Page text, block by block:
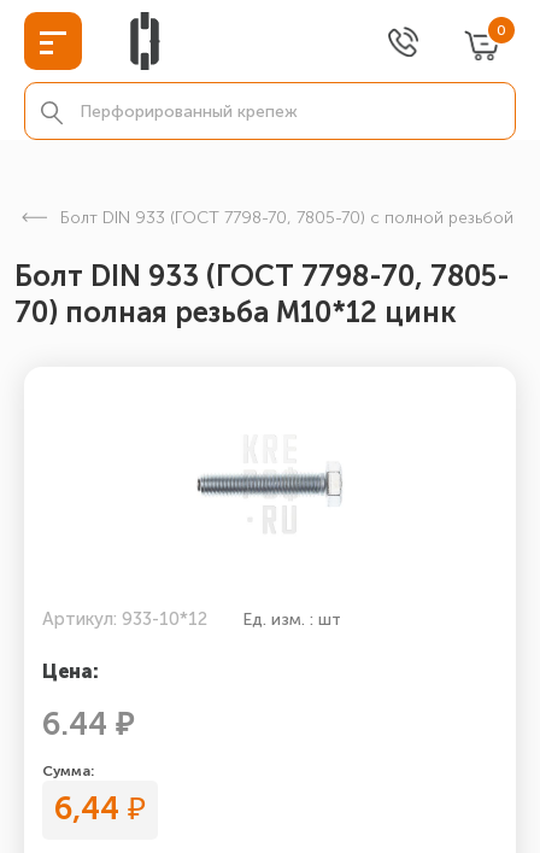
0
Болт DIN 933 (ГОСТ 7798-70, 7805-70) с полной резьбой
Болт DIN 933 (ГОСТ 7798-70, 7805-
70) полная резьба М10*12 цинк
Артикул: 933-10*12 Ед. изм. : шт
Цена:
6.44 ₽
Сумма:
6,44 ₽